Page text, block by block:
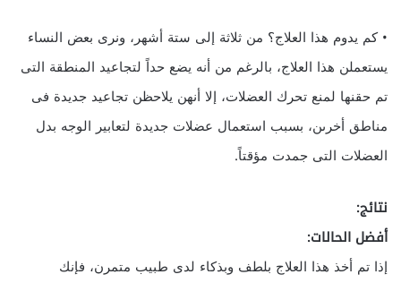
• كم يدوم هذا العلاج؟ من ثلاثة إلى ستة أشهر، ونرى بعض النساء
يستعملن هذا العلاج، بالرغم من أنه يضع حداً لتجاعيد المنطقة التى
تم حقنها لمنع تحرك العضلات، إلا أنهن يلاحظن تجاعيد جديدة فى
مناطق أخرىن، بسبب استعمال عضلات جديدة لتعابير الوجه بدل
العضلات التى جمدت مؤقتاً.
نتائج:
أفضل الحالات:
إذا تم أخذ هذا العلاج بلطف وبذكاء لدى طبيب متمرن، فإنك